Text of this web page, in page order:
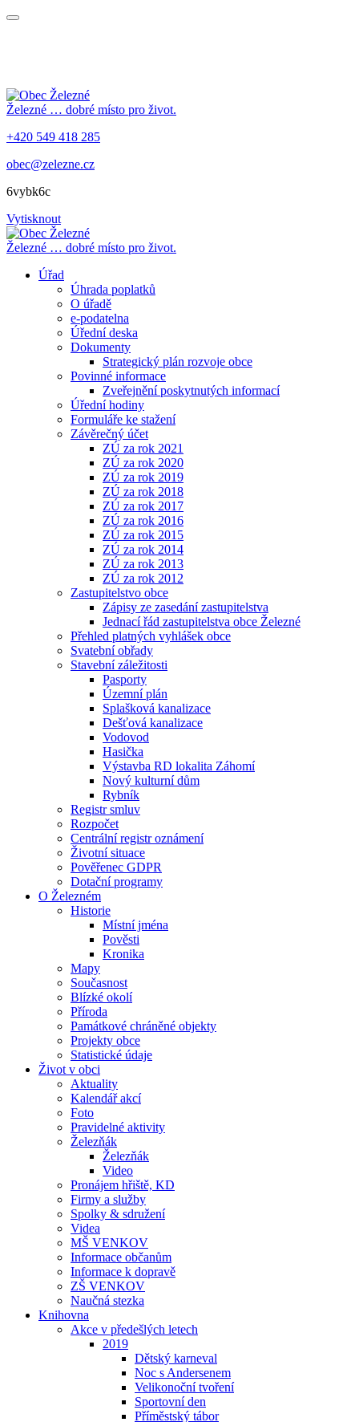
Železné … dobré místo pro život.
+420 549 418 285
obec@zelezne.cz
6vybk6c
Vytisknout
Železné … dobré místo pro život.
Úřad
Úhrada poplatků
O úřadě
e-podatelna
Úřední deska
Dokumenty
Strategický plán rozvoje obce
Povinné informace
Zveřejnění poskytnutých informací
Úřední hodiny
Formuláře ke stažení
Závěrečný účet
ZÚ za rok 2021
ZÚ za rok 2020
ZÚ za rok 2019
ZÚ za rok 2018
ZÚ za rok 2017
ZÚ za rok 2016
ZÚ za rok 2015
ZÚ za rok 2014
ZÚ za rok 2013
ZÚ za rok 2012
Zastupitelstvo obce
Zápisy ze zasedání zastupitelstva
Jednací řád zastupitelstva obce Železné
Přehled platných vyhlášek obce
Svatební obřady
Stavební záležitosti
Pasporty
Územní plán
Splašková kanalizace
Dešťová kanalizace
Vodovod
Hasička
Výstavba RD lokalita Záhomí
Nový kulturní dům
Rybník
Registr smluv
Rozpočet
Centrální registr oznámení
Životní situace
Pověřenec GDPR
Dotační programy
O Železném
Historie
Místní jména
Pověsti
Kronika
Mapy
Současnost
Blízké okolí
Příroda
Památkové chráněné objekty
Projekty obce
Statistické údaje
Život v obci
Aktuality
Kalendář akcí
Foto
Pravidelné aktivity
Železňák
Železňák
Video
Pronájem hřiště, KD
Firmy a služby
Spolky & sdružení
Videa
MŠ VENKOV
Informace občanům
Informace k dopravě
ZŠ VENKOV
Naučná stezka
Knihovna
Akce v předešlých letech
2019
Dětský karneval
Noc s Andersenem
Velikonoční tvoření
Sportovní den
Příměstský tábor